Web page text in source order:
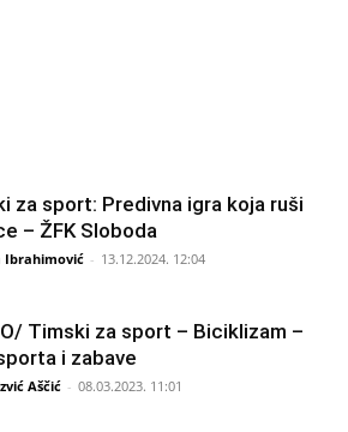
za sport: Predivna igra koja ruši
– ŽFK Sloboda
Ibrahimović - 13.12.2024. 12:04
Timski za sport – Biciklizam –
i zabave
Aščić - 08.03.2023. 11:01